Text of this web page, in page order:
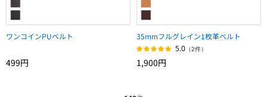
ワンコインPUベルト
499円
35mmフルグレイン1枚革ベルト
5.0 （2件）
1,900円